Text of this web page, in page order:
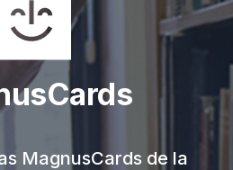
MagnusCards de la